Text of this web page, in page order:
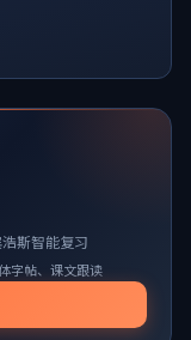
斯智能复习
字帖、课文跟读